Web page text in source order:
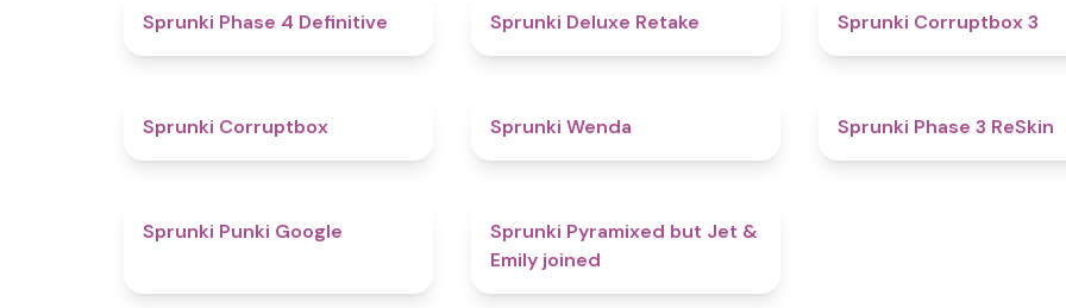
Sprunki Phase 4 Definitive Sprunki Deluxe Retake Sprunki Corruptbox 3
Sprunki Corruptbox Sprunki Wenda Sprunki Phase 3 ReSkin
Sprunki Punki Google 4.9
Sprunki Pyramixed but Jet &
Emily joined